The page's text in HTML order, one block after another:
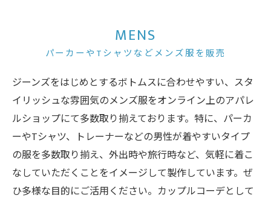
パーカーやTシャツなどメンズ服を販売
MENS
ジーンズをはじめとするボトムスに合わせやすい、スタ
イリッシュな雰囲気のメンズ服をオンライン上のアパレ
ルショップにて多数取り揃えております。特に、パーカ
ーやTシャツ、トレーナーなどの男性が着やすいタイプ
の服を多数取り揃え、外出時や旅行時など、気軽に着こ
なしていただくことをイメージして製作しています。ぜ
ひ多様な目的にご活用ください。カップルコーデとして